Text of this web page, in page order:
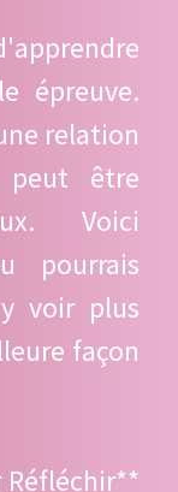
épreuve.
relation
être
Voici
pourrais
voir plus
façon
Réfléchir**